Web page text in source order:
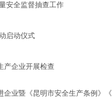
安全监督抽查工作
启动仪式
产企业开展检查
企业暨《昆明市安全生产条例》